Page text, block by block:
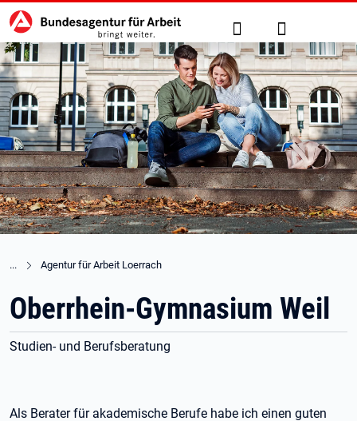
zu den Hauptinhalten springen
Hauptnavigation Suche Anmelden
Agentur für Arbeit Loerrach
Oberrhein-Gymnasium Weil
Studien- und Berufsberatung
Als Berater für akademische Berufe habe ich einen guten